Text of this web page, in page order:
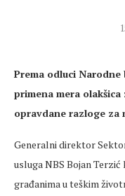
Prema odluci
primena mera
opravdane razloge za
Generalni direktor
usluga NBS Bojan Terzić
građanima u teškim